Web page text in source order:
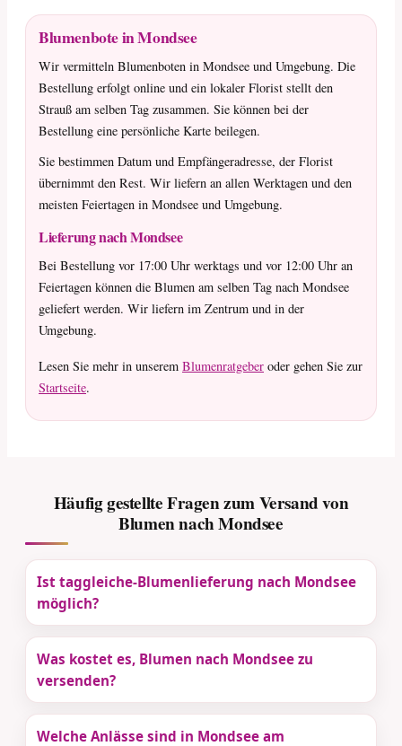
Blumenbote in Mondsee
Wir vermitteln Blumenboten in Mondsee und Umgebung. Die
Bestellung erfolgt online und ein lokaler Florist stellt den
Strauß am selben Tag zusammen. Sie können bei der
Bestellung eine persönliche Karte beilegen.
Sie bestimmen Datum und Empfängeradresse, der Florist
übernimmt den Rest. Wir liefern an allen Werktagen und den
meisten Feiertagen in Mondsee und Umgebung.
Lieferung nach Mondsee
Bei Bestellung vor 17:00 Uhr werktags und vor 12:00 Uhr an
Feiertagen können die Blumen am selben Tag nach Mondsee
geliefert werden. Wir liefern im Zentrum und in der
Umgebung.
Lesen Sie mehr in unserem Blumenratgeber oder gehen Sie zur
Startseite.
Häufig gestellte Fragen zum Versand von
Blumen nach Mondsee
Ist taggleiche-Blumenlieferung nach Mondsee
möglich?
Was kostet es, Blumen nach Mondsee zu
versenden?
Welche Anlässe sind in Mondsee am